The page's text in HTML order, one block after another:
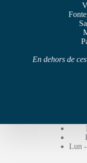
En dehors de
Lun